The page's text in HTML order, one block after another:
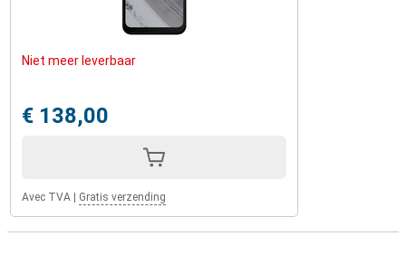
Niet meer leverbaar
€ 138,00
Avec TVA Gratis verzending